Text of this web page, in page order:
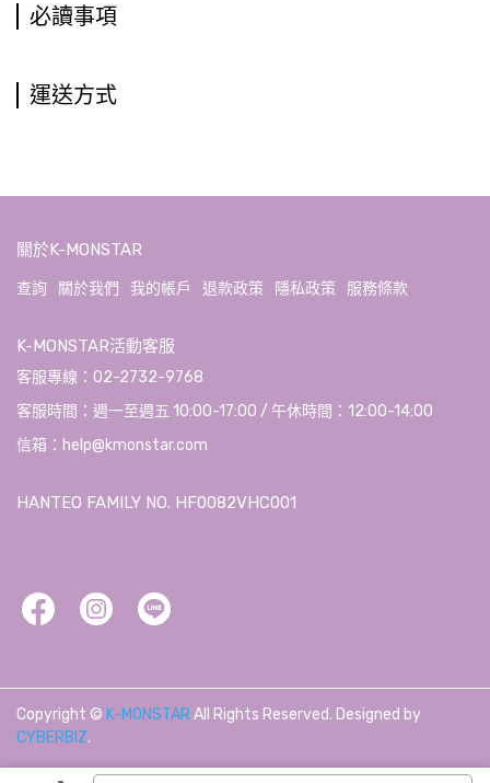
必讀事項
運送方式
關於K-MONSTAR
查詢 關於我們 我的帳戶 退款政策 隱私政策 服務條款
K-MONSTAR活動客服
客服專線：02-2732-9768
客服時間：週一至週五 10:00-17:00 / 午休時間：12:00-14:00
信箱：help@kmonstar.com
HANTEO FAMILY NO. HF0082VHC001
Copyright © K-MONSTAR All Rights Reserved. Designed by
CYBERBIZ.